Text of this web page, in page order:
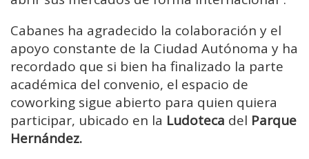
Cabanes ha agradecido la colaboración y el
apoyo constante de la Ciudad Autónoma y ha
recordado que si bien ha finalizado la parte
académica del convenio, el espacio de
coworking sigue abierto para quien quiera
participar, ubicado en la Ludoteca del Parque
Hernández.